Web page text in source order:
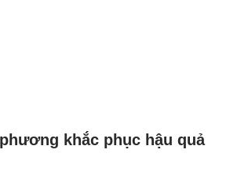
khắc phục hậu quả